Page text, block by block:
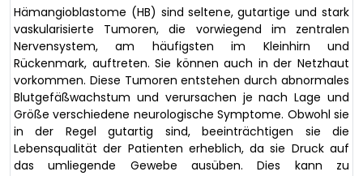
Hämangioblastome (HB) sind seltene, gutartige und stark
vaskularisierte Tumoren, die vorwiegend im zentralen
Nervensystem, am häufigsten im Kleinhirn und
Rückenmark, auftreten. Sie können auch in der Netzhaut
vorkommen. Diese Tumoren entstehen durch abnormales
Blutgefäßwachstum und verursachen je nach Lage und
Größe verschiedene neurologische Symptome. Obwohl sie
in der Regel gutartig sind, beeinträchtigen sie die
Lebensqualität der Patienten erheblich, da sie Druck auf
das umliegende Gewebe ausüben. Dies kann zu